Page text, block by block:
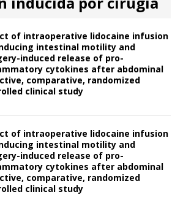
of intraoperative lidocaine infusion
intestinal motility and
induced release of pro-
cytokines after abdominal
comparative, randomized
clinical study
of intraoperative lidocaine infusion
intestinal motility and
induced release of pro-
cytokines after abdominal
comparative, randomized
clinical study